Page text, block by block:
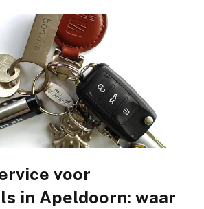
voor
in Apeldoorn: waar